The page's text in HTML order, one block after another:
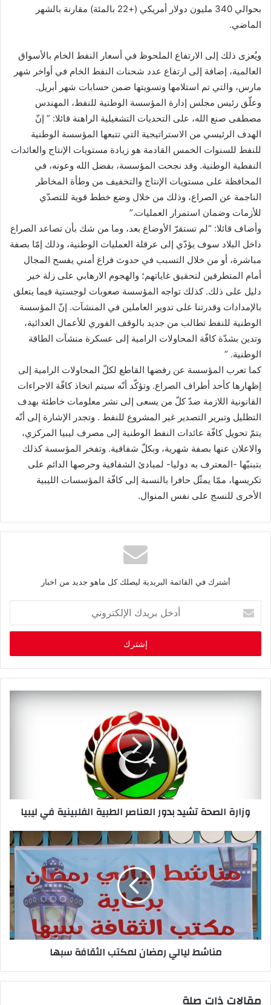
بحوالي 340 مليون دولار أمريكي (+22 بالمئة) مقارنة بالشهر
الماضي.
ويُعزى ذلك إلى الارتفاع الملحوظ في أسعار النفط الخام بالأسواق
العالمية، إضافة إلى ارتفاع عدد شحنات النفط الخام في أواخر شهر
مارس، والتي تم استلامها وتسويتها ضمن حسابات شهر أبريل.
وعلّق رئيس مجلس إدارة المؤسسة الوطنية للنفط، المهندس
مصطفى صنع الله، على التحديات التشغيلية الراهنة قائلا: ” إنّ
الهدف الرئيسي من الاستراتيجية التي تتبعها المؤسسة الوطنية
للنفط للسنوات الخمس القادمة هو زيادة مستويات الإنتاج والعائدات
النفطية الوطنية. وقد نجحت المؤسسة، بفضل الله وعونه، في
المحافظة على مستويات الإنتاج والتخفيف من وطأة المخاطر
الناجمة عن الصراع، وذلك من خلال وضع خطط قوية للتصدّي
للأزمات وضمان استمرار العمليات.”
وأضاف قائلا: “لم تستقرّ الأوضاع بعد، وما من شك بأن تصاعد الصراع
داخل البلاد سوف يؤدّي إلى عرقلة العمليات الوطنية، وذلك إمّا بصفة
مباشرة، أو من خلال التسبب في حدوث فراغ أمني يفسح المجال
أمام المتطرفين لتحقيق غاياتهم؛ والهجوم الارهابي على زلة خير
دليل على ذلك. كذلك تواجه المؤسسة صعوبات لوجستية فيما يتعلق
بالإمدادات وقدرتنا على تدوير العاملين في المنشآت. إنّ المؤسسة
الوطنية للنفط تطالب من جديد بالوقف الفوري للأعمال العدائية،
وتدين بشدّة كافّة المحاولات الرامية إلى عسكرة منشآت الطاقة
الوطنية. ”
كما تعرب المؤسسة عن رفضها القاطع لكلّ المحاولات الرامية إلى
إظهارها كأحد أطراف الصراع. وتؤكّد أنّه سيتم اتخاذ كافّة الاجراءات
القانونية اللازمة ضدّ كلّ من يسعى إلى نشر معلومات خاطئة بهدف
التظليل وتبرير التصدير غير المشروع للنفط . وتجدر الإشارة إلى أنّه
يتمّ تحويل كافّة عائدات النفط الوطنية إلى مصرف ليبيا المركزي،
والاعلان عنها بصفة شهرية، وبكلّ شفافية. وتفخر المؤسسة كذلك
بتبنيّها -المعترف به دوليا- لمبادئ الشفافية وحرصها الدائم على
تكريسها، ممّا يمثّل حافرا بالنسبة إلى كافّة المؤسسات الليبية
الأخرى للنسج على نفس المنوال.
أشترك في القائمة البريدية ليصلك كل ماهو جديد من اخبار
خ
ب
ر
ي
وزارة الصحة تشيد بدور العناصر الطبية الفلبينية في ليبيا
مناشط ليالي رمضان لمكتب الثقافة سبها